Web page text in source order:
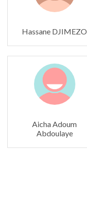
Hassane DJIMEZO
Aicha Adoum
Abdoulaye